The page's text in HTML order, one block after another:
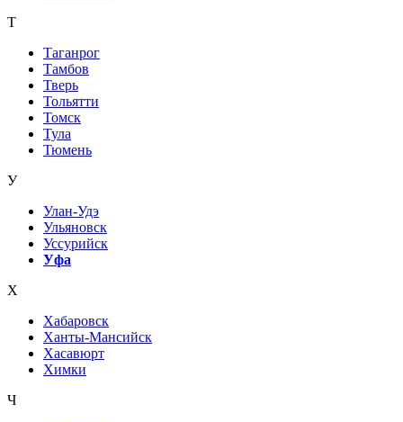
Т
Таганрог
Тамбов
Тверь
Тольятти
Томск
Тула
Тюмень
У
Улан-Удэ
Ульяновск
Уссурийск
Уфа
Х
Хабаровск
Ханты-Мансийск
Хасавюрт
Химки
Ч